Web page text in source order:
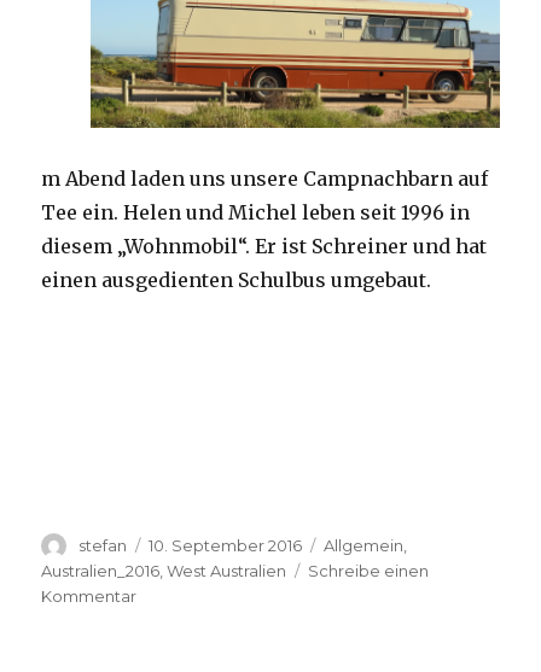
m Abend laden uns unsere Campnachbarn auf
Tee ein. Helen und Michel leben seit 1996 in
diesem „Wohnmobil“. Er ist Schreiner und hat
einen ausgedienten Schulbus umgebaut.
Autor
stefan
Veröffentlicht
am
10. September 2016 Kategorien
Allgemein
Australien_2016 ,West Australien
Schreibe einen
Kommentarzu